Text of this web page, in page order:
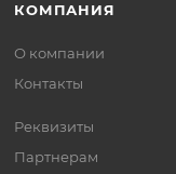
КОМПАНИЯ
О компании
Контакты
Реквизиты
Партнерам